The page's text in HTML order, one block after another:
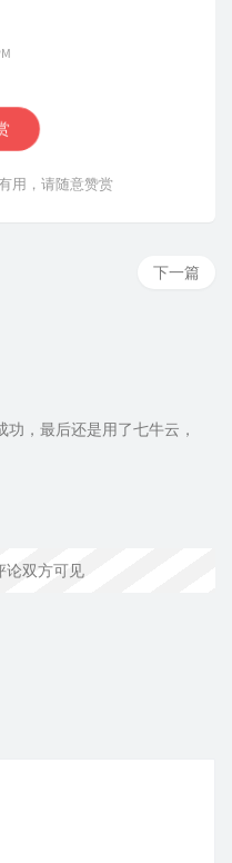
用，请随意赞赏
下一篇
，最后还是用了七牛云，
论双方可见